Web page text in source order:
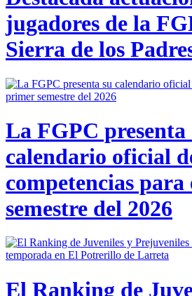
jugadores de la
Sierra de los
La FGPC presenta
calendario oficial
competencias
semestre del 2026
El Ranking de